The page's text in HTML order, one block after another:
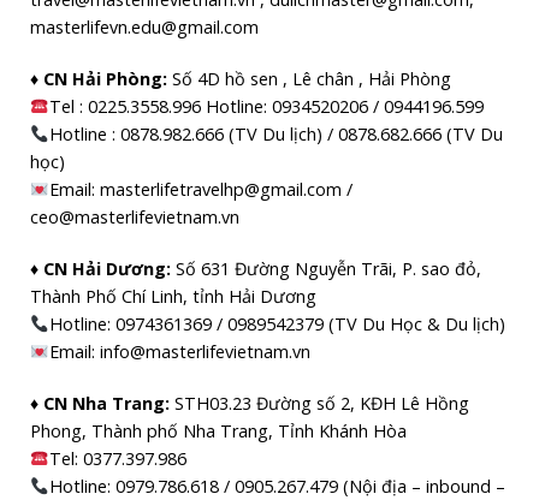
masterlifevn.edu@gmail.com
♦ CN Hải Phòng: Số 4D hồ sen , Lê chân , Hải Phòng
Tel : 0225.3558.996 Hotline: 0934520206 / 0944196.599
Hotline : 0878.982.666 (TV Du lịch) / 0878.682.666 (TV Du
học)
Email: masterlifetravelhp@gmail.com /
ceo@masterlifevietnam.vn
♦ CN Hải Dương: Số 631 Đường Nguyễn Trãi, P. sao đỏ,
Thành Phố Chí Linh, tỉnh Hải Dương
Hotline: 0974361369 / 0989542379 (TV Du Học & Du lịch)
Email: info@masterlifevietnam.vn
♦ CN Nha Trang: STH03.23 Đường số 2, KĐH Lê Hồng
Phong, Thành phố Nha Trang, Tỉnh Khánh Hòa
Tel: 0377.397.986
Hotline: 0979.786.618 / 0905.267.479 (Nội địa – inbound –